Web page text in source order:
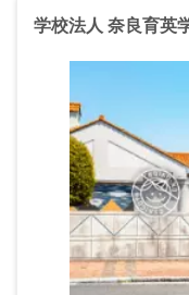
学校法人 奈良育英